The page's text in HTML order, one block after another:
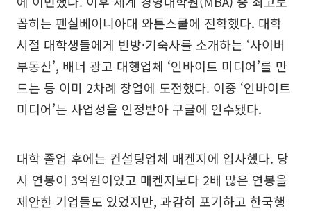
꼽히는 펜실베이니아대 와튼스쿨에 진학했다. 대학
시절 대학생들에게 빈방·기숙사를 소개하는 ‘사이버
부동산’, 배너 광고 대행업체 ‘인바이트 미디어’를 만
드는 등 이미 2차례 창업에 도전했다. 이중 ‘인바이트
미디어’는 사업성을 인정받아 구글에 인수됐다.
대학 졸업 후에는 컨설팅업체 매켄지에 입사했다. 당
시 연봉이 3억원이었고 매켄지보다 2배 많은 연봉을
제안한 기업들도 있었지만, 과감히 포기하고 한국행